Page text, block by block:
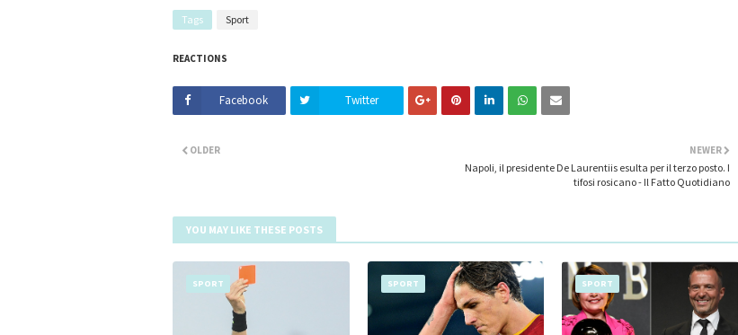
Tags Sport
REACTIONS
Facebook Twitter
NEWER
Napoli, il presidente De Laurentiis esulta per il terzo posto. I
tifosi rosicano - Il Fatto Quotidiano
OLDER
YOU MAY LIKE THESE POSTS
SPORT SPORT SPORT